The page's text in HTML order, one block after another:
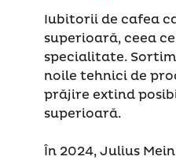
Iubitorii de cafea
superioară, ceea
specialitate.
noile tehnici de
prăjire extind
superioară.
În 2024, Julius